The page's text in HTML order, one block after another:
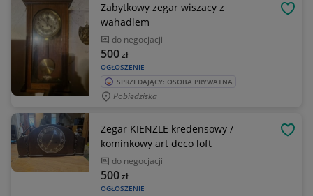
Zabytkowy zegar wiszacy z
wahadlem
do negocjacji
OGŁOSZENIE
500zł
SPRZEDAJĄCY: OSOBA PRYWATNA
Pobiedziska
Zegar KIENZLE kredensowy /
kominkowy art deco loft
do negocjacji
OGŁOSZENIE
500zł